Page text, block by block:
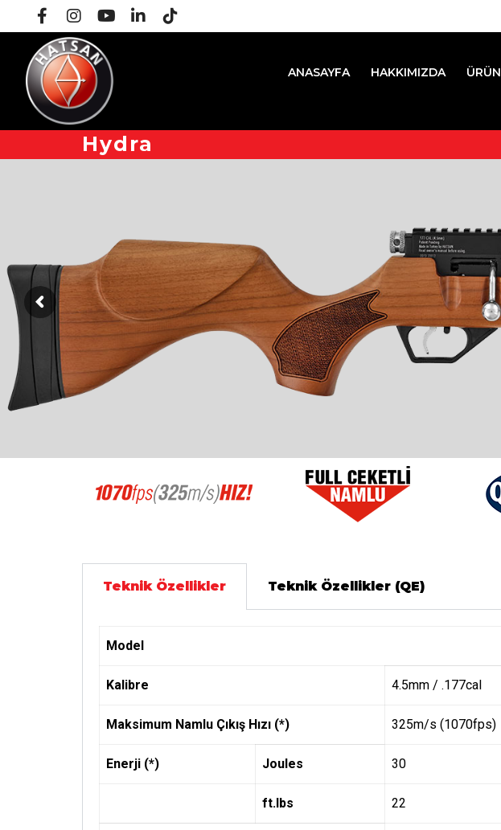
ANASAYFA HAKKIMIZDA
Hydra
Teknik Özellikler Teknik Özellikler (QE)
Model
Kalibre 4.5mm / .177cal
Maksimum Namlu Çıkış Hızı (*) 325m/s (1070fps)
Enerji (*) Joules 30
ft.lbs 22